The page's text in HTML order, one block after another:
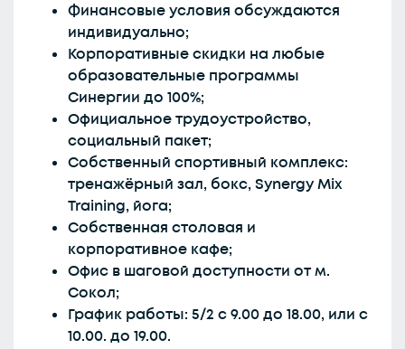
Финансовые условия обсуждаются
индивидуально;
Корпоративные скидки на любые
образовательные программы
Синергии до 100%;
Официальное трудоустройство,
социальный пакет;
Собственный спортивный комплекс:
тренажёрный зал, бокс, Synergy Mix
Training, йога;
Собственная столовая и
корпоративное кафе;
Офис в шаговой доступности от м.
Сокол;
График работы: 5/2 с 9.00 до 18.00, или с
10.00. до 19.00.